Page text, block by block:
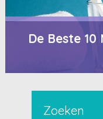
De Beste
Zoeken